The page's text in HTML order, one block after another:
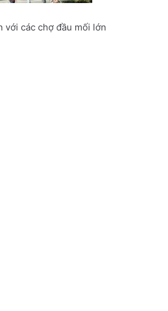
với các chợ đầu mối lớn